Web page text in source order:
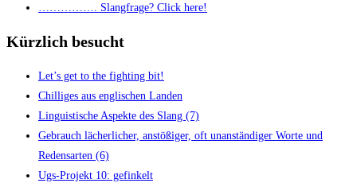
……………. Slang­fra­ge? Click here!
Kürzlich besucht
Let’s get to the fight­ing bit!
Chil­li­ges aus eng­li­schen Landen
Lin­gu­is­ti­sche Aspek­te des Slang (7)
Gebrauch lächer­li­cher, anstö­ßi­ger, oft unan­stän­di­ger Wor­te und
Redens­ar­ten (6)
Ugs-Pro­jekt 10: gefinkelt